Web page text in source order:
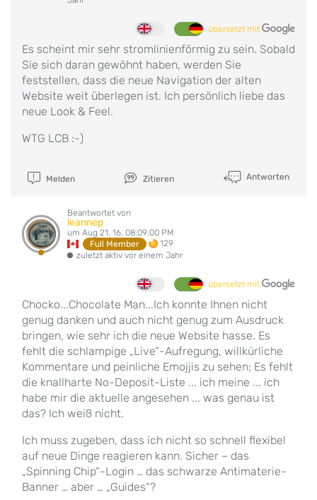
übersetzt mit
Es scheint mir sehr stromlinienförmig zu sein. Sobald
Sie sich daran gewöhnt haben, werden Sie
feststellen, dass die neue Navigation der alten
Website weit überlegen ist. Ich persönlich liebe das
neue Look & Feel.
WTG LCB :-)
Melden Zitieren Antworten
Beantwortet von
leannep
um Aug 21, 16, 08:09:00 PM
Full Member
129
zuletzt aktiv vor einem Jahr
übersetzt mit
Chocko...Chocolate Man...Ich konnte Ihnen nicht
genug danken und auch nicht genug zum Ausdruck
bringen, wie sehr ich die neue Website hasse. Es
fehlt die schlampige „Live“-Aufregung, willkürliche
Kommentare und peinliche Emojjis zu sehen; Es fehlt
die knallharte No-Deposit-Liste ... ich meine ... ich
habe mir die aktuelle angesehen ... was genau ist
das? Ich weiß nicht.
Ich muss zugeben, dass ich nicht so schnell flexibel
auf neue Dinge reagieren kann. Sicher – das
„Spinning Chip“-Login … das schwarze Antimaterie-
Banner … aber … „Guides“?